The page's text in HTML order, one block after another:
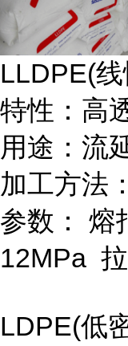
LLDPE(
特性：高
用途：流
加工方法
参数：
熔
12MPa
LDPE(低